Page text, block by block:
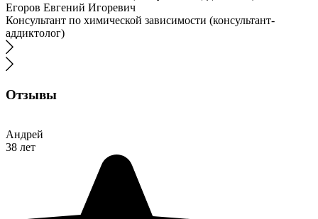
Егоров Евгений Игоревич
Консультант по химической зависимости (консультант-
аддиктолог)
Отзывы
Андрей
38 лет